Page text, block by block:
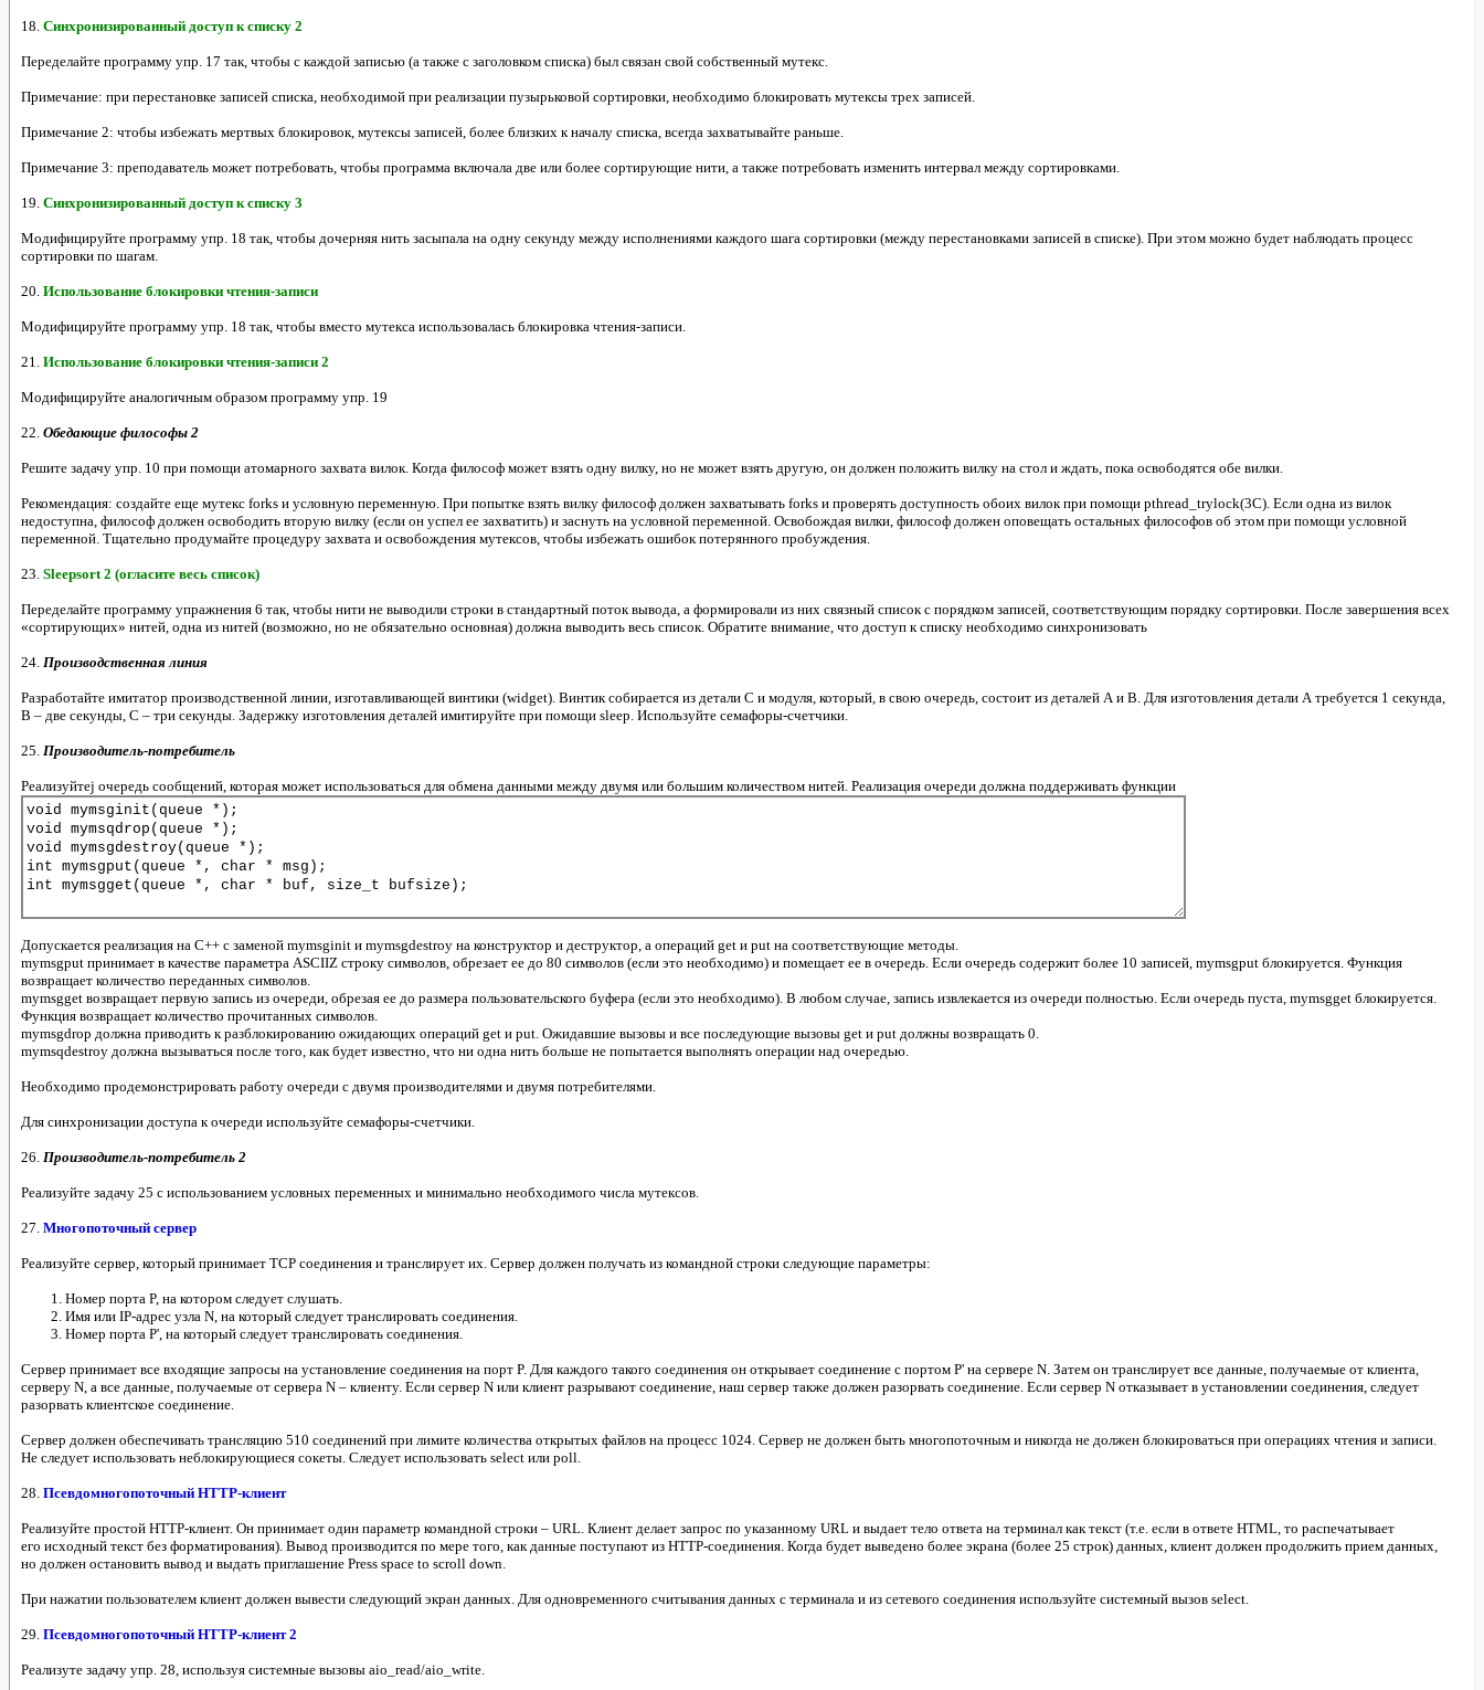
18. Синхронизированный доступ к списку 2
Переделайте программу упр. 17 так, чтобы с каждой записью (а также с заголовком списка) был связан свой собственный мутекс.
Примечание: при перестановке записей списка, необходимой при реализации пузырьковой сортировки, необходимо блокировать мутексы трех записей.
Примечание 2: чтобы избежать мертвых блокировок, мутексы записей, более близких к началу списка, всегда захватывайте раньше.
Примечание 3: преподаватель может потребовать, чтобы программа включала две или более сортирующие нити, а также потребовать изменить интервал между сортировками.
19. Синхронизированный доступ к списку 3
Модифицируйте программу упр. 18 так, чтобы дочерняя нить засыпала на одну секунду между исполнениями каждого шага сортировки (между перестановками записей в списке). При этом можно будет наблюдать процесс
сортировки по шагам.
20. Использование блокировки чтения-записи
Модифицируйте программу упр. 18 так, чтобы вместо мутекса использовалась блокировка чтения-записи.
21. Использование блокировки чтения-записи 2
Модифицируйте аналогичным образом программу упр. 19
22. Обедающие философы 2
Решите задачу упр. 10 при помощи атомарного захвата вилок. Когда философ может взять одну вилку, но не может взять другую, он должен положить вилку на стол и ждать, пока освободятся обе вилки.
Рекомендация: создайте еще мутекс forks и условную переменную. При попытке взять вилку философ должен захватывать forks и проверять доступность обоих вилок при помощи pthread_trylock(3C). Если одна из вилок
недоступна, философ должен освободить вторую вилку (если он успел ее захватить) и заснуть на условной переменной. Освобождая вилки, философ должен оповещать остальных философов об этом при помощи условной
переменной. Тщательно продумайте процедуру захвата и освобождения мутексов, чтобы избежать ошибок потерянного пробуждения.
23. Sleepsort 2 (огласите весь список)
Переделайте программу упражнения 6 так, чтобы нити не выводили строки в стандартный поток вывода, а формировали из них связный список с порядком записей, соответствующим порядку сортировки. После завершения всех
«сортирующих» нитей, одна из нитей (возможно, но не обязательно основная) должна выводить весь список. Обратите внимание, что доступ к списку необходимо синхронизовать
24. Производственная линия
Разработайте имитатор производственной линии, изготавливающей винтики (widget). Винтик собирается из детали C и модуля, который, в свою очередь, состоит из деталей A и B. Для изготовления детали A требуется 1 секунда,
В – две секунды, С – три секунды. Задержку изготовления деталей имитируйте при помощи sleep. Используйте семафоры-счетчики.
25. Производитель-потребитель
Реализуйтеj очередь сообщений, которая может использоваться для обмена данными между двумя или большим количеством нитей. Реализация очереди должна поддерживать функции
Допускается реализация на C++ с заменой mymsginit и mymsgdestroy на конструктор и деструктор, а операций get и put на соответствующие методы.
mymsgput принимает в качестве параметра ASCIIZ строку символов, обрезает ее до 80 символов (если это необходимо) и помещает ее в очередь. Если очередь содержит более 10 записей, mymsgput блокируется. Функция
возвращает количество переданных символов.
mymsgget возвращает первую запись из очереди, обрезая ее до размера пользовательского буфера (если это необходимо). В любом случае, запись извлекается из очереди полностью. Если очередь пуста, mymsgget блокируется.
Функция возвращает количество прочитанных символов.
mymsgdrop должна приводить к разблокированию ожидающих операций get и put. Ожидавшие вызовы и все последующие вызовы get и put должны возвращать 0.
mymsqdestroy должна вызываться после того, как будет известно, что ни одна нить больше не попытается выполнять операции над очередью.
Необходимо продемонстрировать работу очереди с двумя производителями и двумя потребителями.
Для синхронизации доступа к очереди используйте семафоры-счетчики.
26. Производитель-потребитель 2
Реализуйте задачу 25 с использованием условных переменных и минимально необходимого числа мутексов.
27. Многопоточный сервер
Реализуйте сервер, который принимает TCP соединения и транслирует их. Сервер должен получать из командной строки следующие параметры:
Номер порта P, на котором следует слушать.
Имя или IP-адрес узла N, на который следует транслировать соединения.
Номер порта P', на который следует транслировать соединения.
Сервер принимает все входящие запросы на установление соединения на порт P. Для каждого такого соединения он открывает соединение с портом P' на сервере N. Затем он транслирует все данные, получаемые от клиента,
серверу N, а все данные, получаемые от сервера N – клиенту. Если сервер N или клиент разрывают соединение, наш сервер также должен разорвать соединение. Если сервер N отказывает в установлении соединения, следует
разорвать клиентское соединение.
Сервер должен обеспечивать трансляцию 510 соединений при лимите количества открытых файлов на процесс 1024. Сервер не должен быть многопоточным и никогда не должен блокироваться при операциях чтения и записи.
Не следует использовать неблокирующиеся сокеты. Следует использовать select или poll.
28. Псевдомногопоточный HTTP-клиент
Реализуйте простой HTTP-клиент. Он принимает один параметр командной строки – URL. Клиент делает запрос по указанному URL и выдает тело ответа на терминал как текст (т.е. если в ответе HTML, то распечатывает
его исходный текст без форматирования). Вывод производится по мере того, как данные поступают из HTTP-соединения. Когда будет выведено более экрана (более 25 строк) данных, клиент должен продолжить прием данных,
но должен остановить вывод и выдать приглашение Press space to scroll down.
При нажатии пользователем клиент должен вывести следующий экран данных. Для одновременного считывания данных с терминала и из сетевого соединения используйте системный вызов select.
29. Псевдомногопоточный HTTP-клиент 2
Реализуте задачу упр. 28, используя системные вызовы aio_read/aio_write.